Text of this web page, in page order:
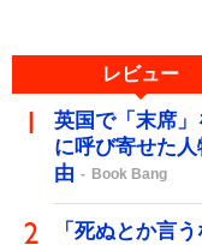
レビュー
英国で「末席」
に呼び寄せた
由
Book Bang
「死ぬとか言